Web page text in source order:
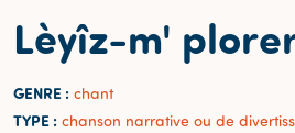
Lèyîz-m'
GENRE : chant
TYPE : chanson narrative ou de